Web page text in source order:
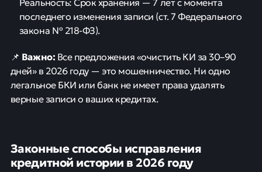
последнего изменения записи (ст. 7 Федерального
закона № 218-ФЗ).
📌 Важно: Все предложения «очистить КИ за 30–90
дней» в 2026 году — это мошенничество. Ни одно
легальное БКИ или банк не имеет права удалять
верные записи о ваших кредитах.
Законные способы исправления
кредитной истории в 2026 году